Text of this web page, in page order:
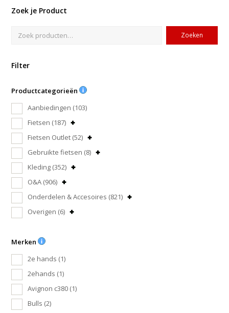
Zoek je Product
Zoeken
Filter
Productcategorieën
Aanbiedingen (103)
Fietsen (187)
Fietsen Outlet (52)
Gebruikte fietsen (8)
Kleding (352)
O&A (906)
Onderdelen & Accesoires (821)
Overigen (6)
Merken
2e hands (1)
2ehands (1)
Avignon c380 (1)
Bulls (2)